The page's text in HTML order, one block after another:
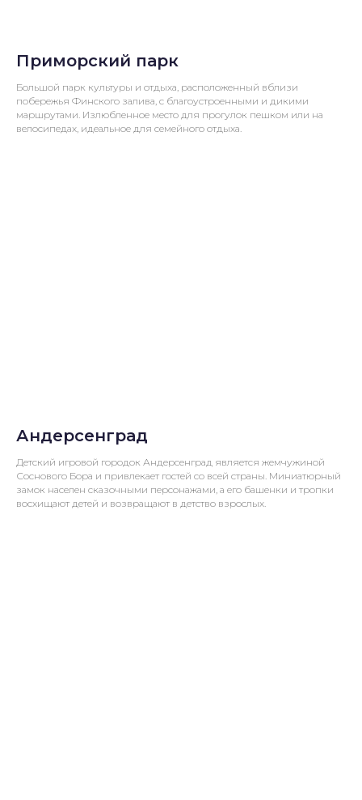
Приморский парк
Большой парк культуры и отдыха, расположенный вблизи
побережья Финского залива, с благоустроенными и дикими
маршрутами. Излюбленное место для прогулок пешком или на
велосипедах, идеальное для семейного отдыха.
Андерсенград
Детский игровой городок Андерсенград является жемчужиной
Соснового Бора и привлекает гостей со всей страны. Миниатюрный
замок населен сказочными персонажами, а его башенки и тропки
восхищают детей и возвращают в детство взрослых.